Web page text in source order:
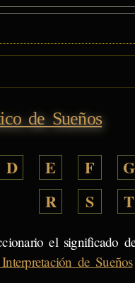
de Sueños
D E F G
R
S T
el significado
de Sueños